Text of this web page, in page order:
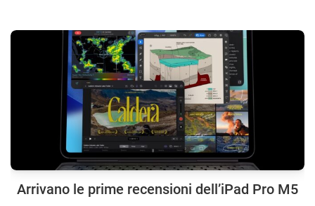
Arrivano le prime recensioni dell’iPad Pro M5